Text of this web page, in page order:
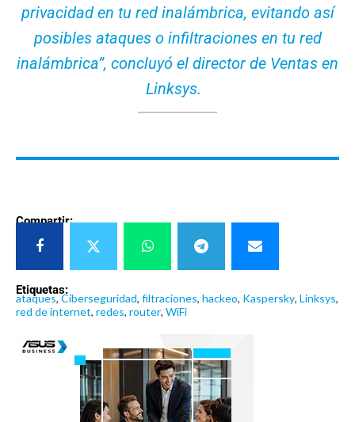
privacidad en tu red inalámbrica, evitando así
posibles ataques o infiltraciones en tu red
inalámbrica”, concluyó el director de Ventas en
Linksys.
Compartir:
Etiquetas:
ataques,Ciberseguridad, filtraciones, hackeo, Kaspersky, Linksys,
red de internet, redes, router, WiFi